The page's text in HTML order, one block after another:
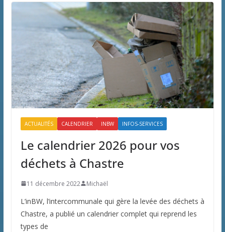
ACTUALITÉS CALENDRIER INBW INFOS-SERVICES
Le calendrier 2026 pour vos
déchets à Chastre
11 décembre 2022 Michaël
L’inBW, l’intercommunale qui gère la levée des déchets à
Chastre, a publié un calendrier complet qui reprend les
types de